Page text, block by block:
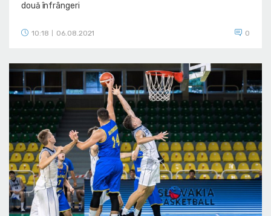
două înfrângeri
10:18 06.08.2021 0